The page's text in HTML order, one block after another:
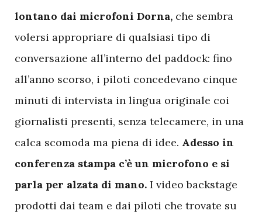
lontano dai microfoni Dorna, che sembra
volersi appropriare di qualsiasi tipo di
conversazione all’interno del paddock: fino
all’anno scorso, i piloti concedevano cinque
minuti di intervista in lingua originale coi
giornalisti presenti, senza telecamere, in una
calca scomoda ma piena di idee. Adesso in
conferenza stampa c’è un microfono e si
parla per alzata di mano. I video backstage
prodotti dai team e dai piloti che trovate su